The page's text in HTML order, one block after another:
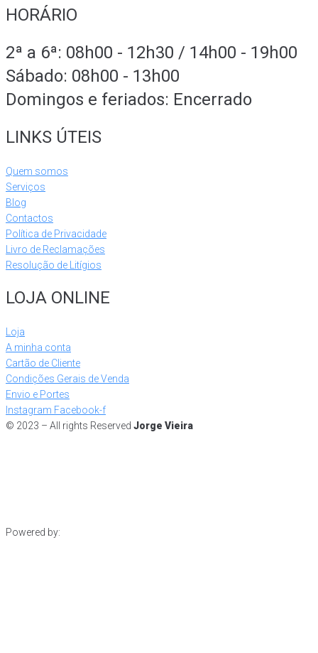
HORÁRIO
2ª a 6ª: 08h00 - 12h30 / 14h00 - 19h00
Sábado: 08h00 - 13h00
Domingos e feriados: Encerrado
LINKS ÚTEIS
Quem somos
Serviços
Blog
Contactos
Política de Privacidade
Livro de Reclamações
Resolução de Litígios
LOJA ONLINE
Loja
A minha conta
Cartão de Cliente
Condições Gerais de Venda
Envio e Portes
Instagram Facebook-f
© 2023 – All rights Reserved Jorge Vieira
Powered by: